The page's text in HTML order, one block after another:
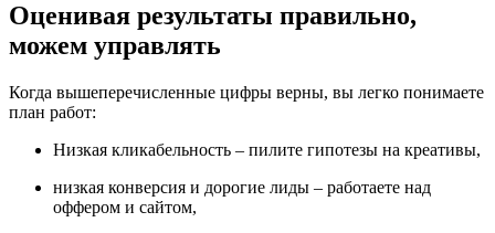
Оценивая результаты правильно,
можем управлять
Когда вышеперечисленные цифры верны, вы легко понимаете
план работ:
Низкая кликабельность – пилите гипотезы на креативы,
низкая конверсия и дорогие лиды – работаете над
оффером и сайтом,